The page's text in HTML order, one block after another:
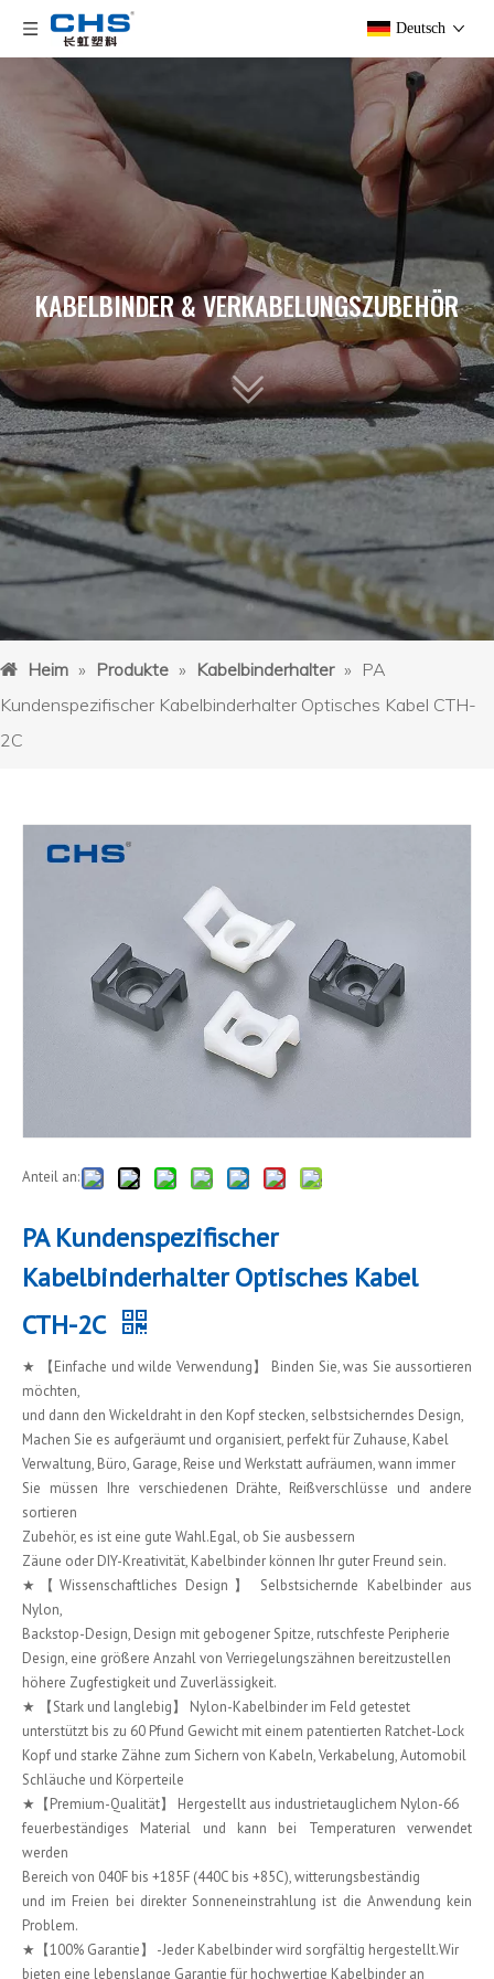
Deutsch
KABELBINDER & VERKABELUNGSZUBEHÖR
Heim » Produkte » Kabelbinderhalter » PA
Kundenspezifischer Kabelbinderhalter Optisches Kabel CTH-
2C
Anteil an:
PA Kundenspezifischer
Kabelbinderhalter Optisches Kabel
CTH-2C
★ 【Einfache und wilde Verwendung】 Binden Sie, was Sie aussortieren
möchten,
und dann den Wickeldraht in den Kopf stecken, selbstsicherndes Design,
Machen Sie es aufgeräumt und organisiert, perfekt für Zuhause, Kabel
Verwaltung, Büro, Garage, Reise und Werkstatt aufräumen, wann immer
Sie müssen Ihre verschiedenen Drähte, Reißverschlüsse und andere
sortieren
Zubehör, es ist eine gute Wahl.Egal, ob Sie ausbessern
Zäune oder DIY-Kreativität, Kabelbinder können Ihr guter Freund sein.
★【Wissenschaftliches Design】 Selbstsichernde Kabelbinder aus
Nylon,
Backstop-Design, Design mit gebogener Spitze, rutschfeste Peripherie
Design, eine größere Anzahl von Verriegelungszähnen bereitzustellen
höhere Zugfestigkeit und Zuverlässigkeit.
★ 【Stark und langlebig】 Nylon-Kabelbinder im Feld getestet
unterstützt bis zu 60 Pfund Gewicht mit einem patentierten Ratchet-Lock
Kopf und starke Zähne zum Sichern von Kabeln, Verkabelung, Automobil
Schläuche und Körperteile
★【Premium-Qualität】 Hergestellt aus industrietauglichem Nylon-66
feuerbeständiges Material und kann bei Temperaturen verwendet
werden
Bereich von 040F bis +185F (440C bis +85C), witterungsbeständig
und im Freien bei direkter Sonneneinstrahlung ist die Anwendung kein
Problem.
★【100% Garantie】 -Jeder Kabelbinder wird sorgfältig hergestellt.Wir
bieten eine lebenslange Garantie für hochwertige Kabelbinder an